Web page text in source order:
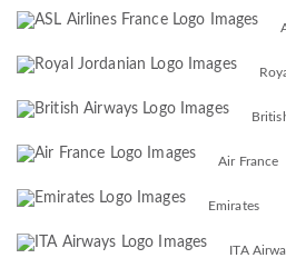
Air France
Emirates
ITA